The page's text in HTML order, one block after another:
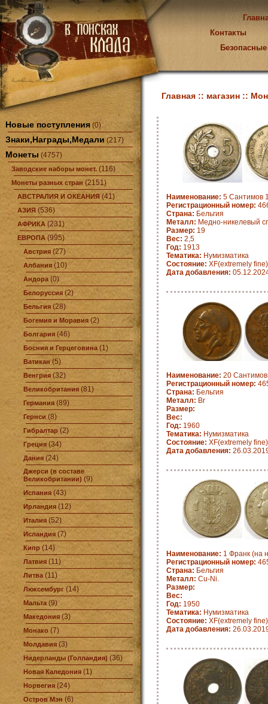
Контакты
Новые поступления (0)
Знаки,Награды,Медали (217)
Монеты (4757)
Заводские наборы монет. (116)
Монеты разных стран (2151)
АВСТРАЛИЯ И ОКЕАНИЯ (41)
АЗИЯ (536)
АФРИКА (231)
ЕВРОПА (995)
Австрия (27)
Албания (10)
Андора (0)
Белоруссия (2)
Бельгия (28)
Богемия и Моравия (2)
Болгария (46)
Босния и Герцеговина (1)
Ватикан(5)
Венгрия (32)
Великобритания (81)
Германия (89)
Гернси(8)
Гибралтар (2)
Греция (34)
Дания (24)
Джерси (в составе
Великобритании) (9)
Испания (43)
Ирландия (12)
Италия (52)
Исландия (7)
Кипр (14)
Латвия (11)
Литва(11)
Люксембург (14)
Мальта (9)
Македония (3)
Монако (7)
Молдавия (3)
Нидерланды (Голландия) (36)
Новая Каледония (1)
Норвегия (24)
Остров Мэн (6)
Главная :: магазин ::
Наименование: 5 Сантимов
Регистрационный номер:
Страна: Бельгия
Металл: Медно-никелевый
Размер: 19
Вес: 2,5
Год: 1913
Тематика: Нумизматика
Состояние: XF(extremely fine)
Дата добавления:
Наименование: 20
Регистрационный номер:
Страна: Бельгия
Металл: Br
Размер:
Вес:
Год: 1960
Тематика: Нумизматика
Состояние: XF(extremely fine)
Дата добавления:
Наименование: 1 Франк (на
Регистрационный номер:
Страна: Бельгия
Металл: Cu-Ni.
Размер:
Вес:
Год: 1950
Тематика: Нумизматика
Состояние: XF(extremely fine)
Дата добавления: